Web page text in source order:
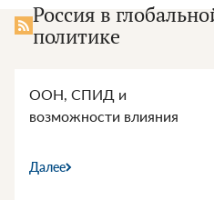
Россия в
политике
ООН, СПИД и
возможности влияния
Далее